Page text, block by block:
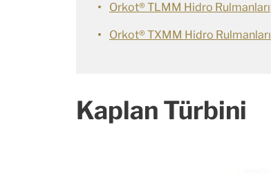
Orkot® TLMM Hidro Rulmanları
Orkot® TXMM Hidro Rulmanları
Kaplan Türbini